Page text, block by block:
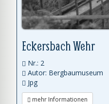
Eckersbach Wehr
Nr.: 2
Autor: Bergbaumuseum
Jpg
mehr Informationen